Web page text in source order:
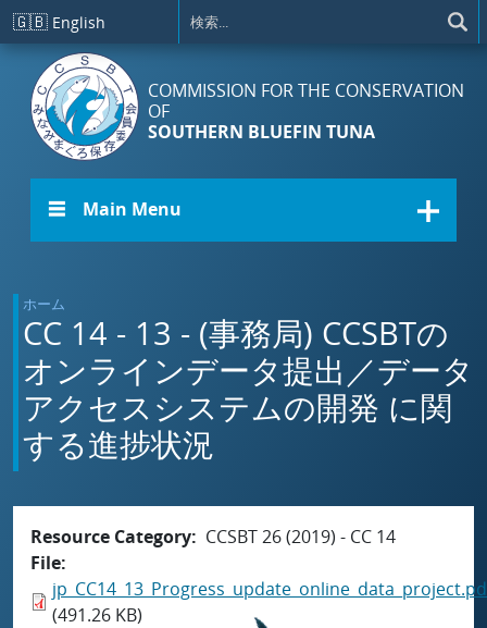
メインコンテンツに移動
🇬🇧 English
COMMISSION FOR THE CONSERVATION
OF
SOUTHERN BLUEFIN TUNA
☰ Main Menu
ホーム
CC 14 - 13 - (事務局) CCSBTの
オンラインデータ提出／データ
アクセスシステムの開発 に関
する進捗状況
Resource Category
CCSBT 26 (2019) - CC 14
File
(491.26 KB)